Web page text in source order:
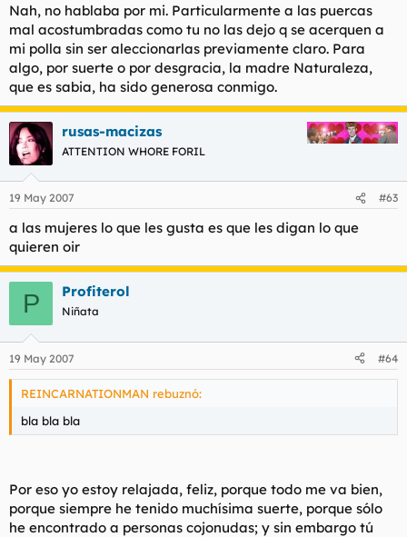
Nah, no hablaba por mi. Particularmente a las puercas
mal acostumbradas como tu no las dejo q se acerquen a
mi polla sin ser aleccionarlas previamente claro. Para
algo, por suerte o por desgracia, la madre Naturaleza,
que es sabia, ha sido generosa conmigo.
rusas-macizas
ATTENTION WHORE FORIL
19 May 2007 #63
a las mujeres lo que les gusta es que les digan lo que
quieren oir
P Profiterol
Niñata
19 May 2007 #64
REINCARNATIONMAN rebuznó:
bla bla bla
Por eso yo estoy relajada, feliz, porque todo me va bien,
porque siempre he tenido muchísima suerte, porque sólo
he encontrado a personas cojonudas; y sin embargo tú